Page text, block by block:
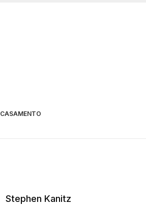
CASAMENTO
Stephen Kanitz